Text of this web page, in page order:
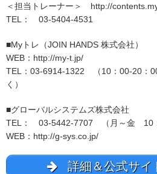
＜担当トレーナー＞ http://
TEL： 03-5404-4531
■Myトレ（JOIN HANDS 株式会社）
WEB：http://my-t.jp/
TEL：03-6914-1322 （10：00-20：
く）
■グローバルシステムズ株式会社
TEL： 03-5442-7707 （月～金 10：
WEB：http://g-sys.co.jp/
詳細＆公式サイ